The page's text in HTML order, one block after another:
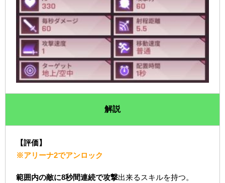
解説
【評価】
※アリーナ2でアンロック
範囲内の敵に8秒間連続で攻撃出来るスキルを持つ。